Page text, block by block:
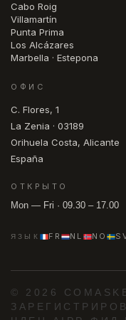
Cabo Roig
Villamartín
Punta Prima
Los Alcázares
Marbella · Estepona
ОФИС
C. Flores, 1
La Zenia · 03189
Orihuela Costa, Alicante
España
ОТКРЫТО
Mon — Fri · 09.30 – 17.00
ЯЗЫК FR NL NO
© 2026